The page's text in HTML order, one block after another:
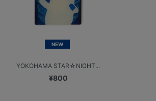
NEW
YOKOHAMA STAR☆NIGHT...
¥800